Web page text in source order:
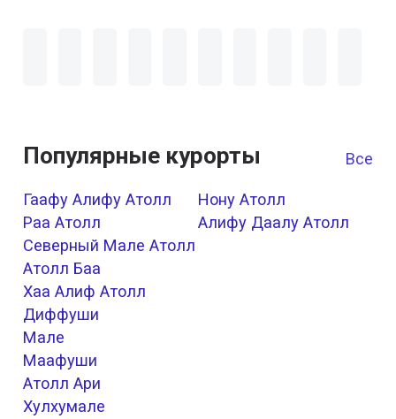
Популярные курорты Все
Гаафу Алифу Атолл
Раа Атолл
Северный Мале Атолл
Атолл Баа
Хаа Алиф Атолл
Диффуши
Мале
Маафуши
Атолл Ари
Хулхумале
Нону Атолл
Алифу Даалу Атолл